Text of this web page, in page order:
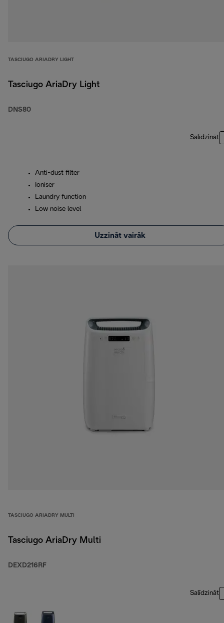
TASCIUGO ARIADRY LIGHT
Tasciugo AriaDry Light
DNS80
Salīdzināt
Anti-dust filter
Ioniser
Laundry function
Low noise level
Uzzināt vairāk
TASCIUGO ARIADRY MULTI
Tasciugo AriaDry Multi
DEXD216RF
Salīdzināt